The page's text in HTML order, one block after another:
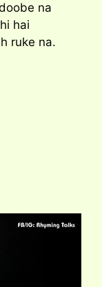
na
hai
ruke na.